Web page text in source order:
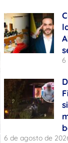
6
6 de agosto de